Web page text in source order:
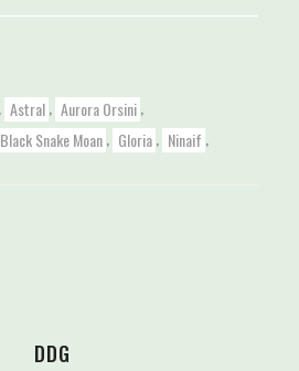
Astral Aurora Orsini
Black Snake Moan Gloria Ninaif
DDG